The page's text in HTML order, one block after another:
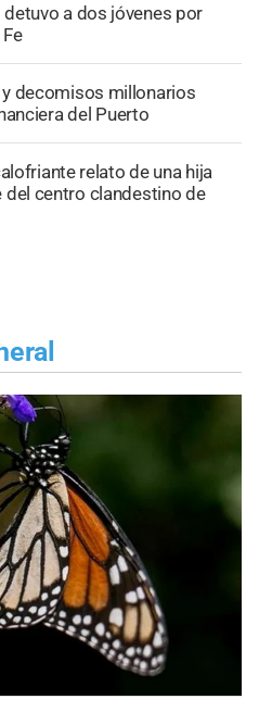
detuvo a dos jóvenes por
y decomisos millonarios
del Puerto
relato de una hija
del centro clandestino de